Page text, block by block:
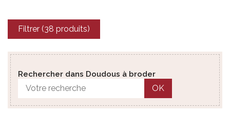
Filtrer (38 produits)
Rechercher dans Doudous à broder
OK